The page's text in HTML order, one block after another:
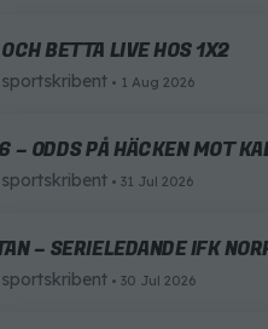
BETTA LIVE HOS 1X2
1 Aug 2026
ODDS PÅ HÄCKEN MOT
31 Jul 2026
– SERIELEDANDE IFK
30 Jul 2026